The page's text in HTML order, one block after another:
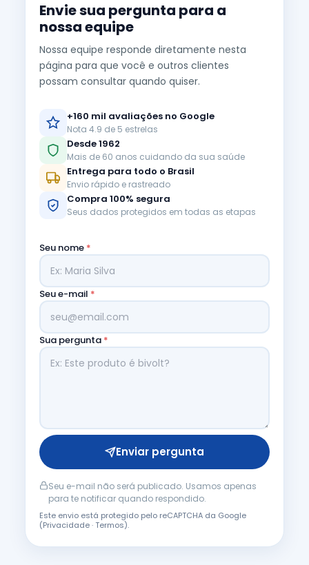
Envie sua pergunta para a
nossa equipe
Nossa equipe responde diretamente nesta
página para que você e outros clientes
possam consultar quando quiser.
+160 mil avaliações no Google
Nota 4.9 de 5 estrelas
Desde 1962
Mais de 60 anos cuidando da sua saúde
Entrega para todo o Brasil
Envio rápido e rastreado
Compra 100% segura
Seus dados protegidos em todas as etapas
Seu nome *
Seu e-mail *
Sua pergunta *
Enviar pergunta
Seu e-mail não será publicado. Usamos apenas
para te notificar quando respondido.
Este envio está protegido pelo reCAPTCHA da Google
(Privacidade·Termos).